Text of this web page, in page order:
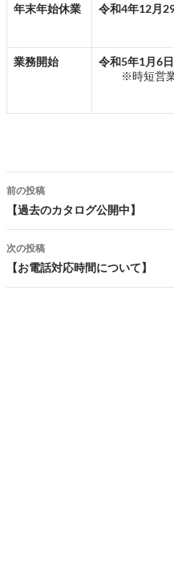
年末年始休業 令和4年12月
業務開始 令和5年1月6
※時短営業
投
稿
ナ
ビ
ゲ
前の投稿
【過去のカタログ公開中】
次の投稿
【お電話対応時間について】